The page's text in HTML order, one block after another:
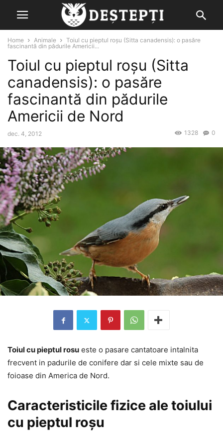
Home Animale
Toiul cu pieptul roșu (Sitta canadensis): o pasăre
fascinantă din pădurile Americii...
Toiul cu pieptul roșu (Sitta
canadensis): o pasăre
fascinantă din pădurile
Americii de Nord
dec. 4, 2012 0
1328
Toiul cu pieptul rosu este o pasare cantatoare intalnita
frecvent in padurile de conifere dar si cele mixte sau de
foioase din America de Nord.
Caracteristicile fizice ale toiului
cu pieptul roșu